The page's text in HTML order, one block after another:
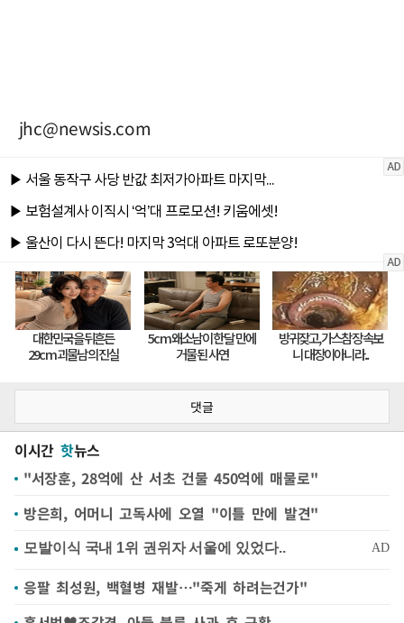
jhc@newsis.com
댓글
이시간 핫뉴스
"서장훈, 28억에 산 서초 건물 450억에 매물로"
방은희, 어머니 고독사에 오열 "이틀 만에 발견"
응팔 최성원, 백혈병 재발…"죽게 하려는건가"